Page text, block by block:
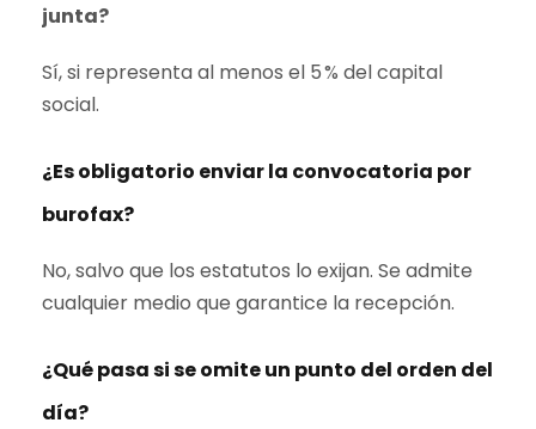
junta?
Sí, si representa al menos el 5 % del capital
social.
¿Es obligatorio enviar la convocatoria por
burofax?
No, salvo que los estatutos lo exijan. Se admite
cualquier medio que garantice la recepción.
¿Qué pasa si se omite un punto del orden del
día?